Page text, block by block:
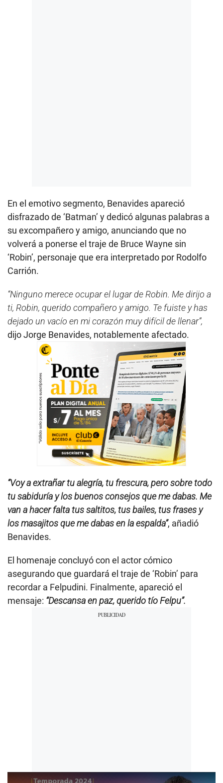
En el emotivo segmento, Benavides apareció
disfrazado de ‘Batman’ y dedicó algunas palabras a
su excompañero y amigo, anunciando que no
volverá a ponerse el traje de Bruce Wayne sin
‘Robin’, personaje que era interpretado por Rodolfo
Carrión.
“Ninguno merece ocupar el lugar de Robin. Me dirijo a
ti, Robin, querido compañero y amigo. Te fuiste y has
dejado un vacío en mi corazón muy difícil de llenar”,
dijo Jorge Benavides, notablemente afectado.
“Voy a extrañar tu alegría, tu frescura, pero sobre todo
tu sabiduría y los buenos consejos que me dabas. Me
van a hacer falta tus saltitos, tus bailes, tus frases y
los masajitos que me dabas en la espalda”, añadió
Benavides.
El homenaje concluyó con el actor cómico
asegurando que guardará el traje de ‘Robin’ para
recordar a Felpudini. Finalmente, apareció el
mensaje: “Descansa en paz, querido tío Felpu”.